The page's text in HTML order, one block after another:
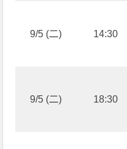
9/5 (二) 14:30
9/5 (二) 18:30